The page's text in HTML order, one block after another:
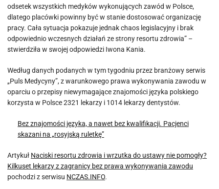
odsetek wszystkich medyków wykonujących zawód w Polsce,
dlatego placówki powinny być w stanie dostosować organizację
pracy. Cała sytuacja pokazuje jednak chaos legislacyjny i brak
odpowiednio wczesnych działań ze strony resortu zdrowia” –
stwierdziła w swojej odpowiedzi Iwona Kania.
Według danych podanych w tym tygodniu przez branżowy serwis
„Puls Medycyny”, z warunkowego prawa wykonywania zawodu w
oparciu o przepisy niewymagające znajomości języka polskiego
korzysta w Polsce 2321 lekarzy i 1014 lekarzy dentystów.
Bez znajomości języka, a nawet bez kwalifikacji. Pacjenci
skazani na „rosyjską ruletkę”
Artykuł Naciski resortu zdrowia i wrzutka do ustawy nie pomogły?
Kilkuset lekarzy z zagranicy bez prawa wykonywania zawodu
pochodzi z serwisu NCZAS.INFO.